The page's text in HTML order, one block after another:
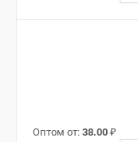
Оптом от: 38.00 ₽